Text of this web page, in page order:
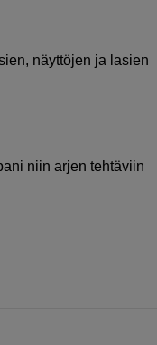
näyttöjen ja lasien
niin arjen tehtäviin